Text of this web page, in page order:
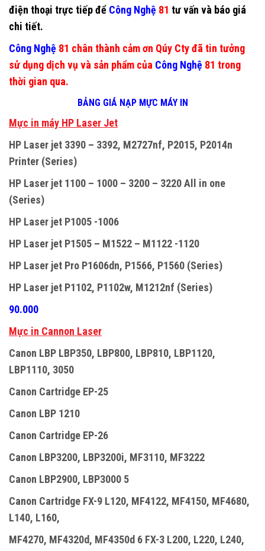
điện thoại trực tiếp để Công Nghệ 81 tư vấn và báo giá
chi tiết.
Công Nghệ 81 chân thành cảm ơn Qúy Cty đã tin tưởng
sử dụng dịch vụ và sản phẩm của Công Nghệ 81 trong
thời gian qua.
BẢNG GIÁ NẠP MỰC MÁY IN
Mực in máy HP Laser Jet
HP Laser jet 3390 – 3392, M2727nf, P2015, P2014n
Printer (Series)
HP Laser jet 1100 – 1000 – 3200 – 3220 All in one
(Series)
HP Laser jet P1005 -1006
HP Laser jet P1505 – M1522 – M1122 -1120
HP Laser jet Pro P1606dn, P1566, P1560 (Series)
HP Laser jet P1102, P1102w, M1212nf (Series)
90.000
Mực in Cannon Laser
Canon LBP LBP350, LBP800, LBP810, LBP1120,
LBP1110, 3050
Canon Cartridge EP-25
Canon LBP 1210
Canon Cartridge EP-26
Canon LBP3200, LBP3200i, MF3110, MF3222
Canon LBP2900, LBP3000 5
Canon Cartridge FX-9 L120, MF4122, MF4150, MF4680,
L140, L160,
MF4270, MF4320d, MF4350d 6 FX-3 L200, L220, L240,